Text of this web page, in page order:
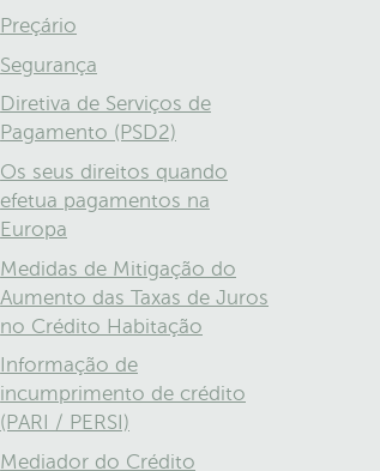
Preçário
Segurança
Diretiva de Serviços de
Pagamento (PSD2)
Os seus direitos quando
efetua pagamentos na
Europa
Medidas de Mitigação do
Aumento das Taxas de Juros
no Crédito Habitação
Informação de
incumprimento de crédito
(PARI / PERSI)
Mediador do Crédito